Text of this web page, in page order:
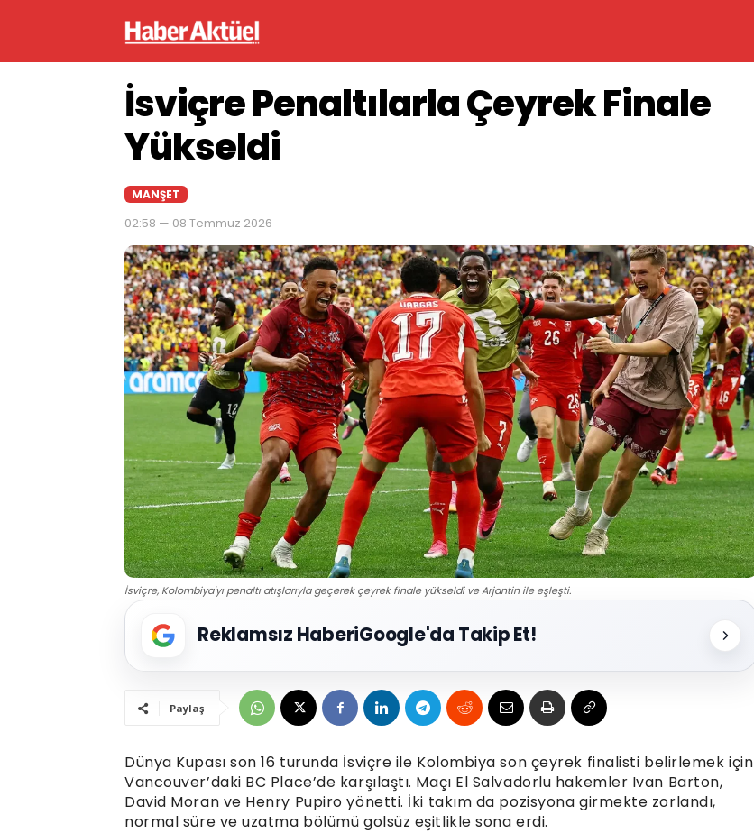
İsviçre Penaltılarla Çeyrek Finale
Yükseldi
MANŞET
02:58 — 08 Temmuz 2026
İsviçre, Kolombiya'yı penaltı atışlarıyla geçerek çeyrek finale yükseldi ve Arjantin ile eşleşti.
Reklamsız HaberiGoogle'da Takip Et!
Paylaş
Dünya Kupası son 16 turunda İsviçre ile Kolombiya son çeyrek finalisti belirlemek için
Vancouver’daki BC Place’de karşılaştı. Maçı El Salvadorlu hakemler Ivan Barton,
David Moran ve Henry Pupiro yönetti. İki takım da pozisyona girmekte zorlandı,
normal süre ve uzatma bölümü golsüz eşitlikle sona erdi.